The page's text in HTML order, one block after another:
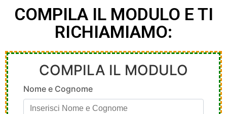
COMPILA IL MODULO E TI
RICHIAMIAMO: